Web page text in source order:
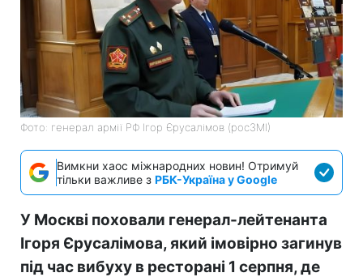
Фото: генерал армії РФ Ігор Єрусалімов (росЗМІ)
Вимкни хаос міжнародних новин! Отримуй
тільки важливе з РБК-Україна у Google
У Москві поховали генерал-лейтенанта
Ігоря Єрусалімова, який імовірно загинув
під час вибуху в ресторані 1 серпня, де